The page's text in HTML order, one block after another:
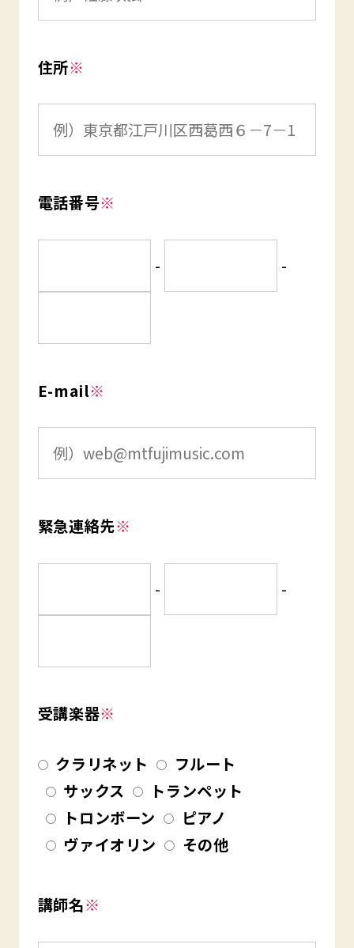
住所※
電話番号※
- -
E-mail※
緊急連絡先※
- -
受講楽器※
クラリネット
フルート
サックス
トランペット
トロンボーン
ピアノ
ヴァイオリン
その他
講師名※